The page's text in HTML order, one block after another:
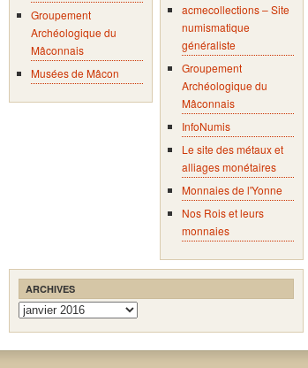
Groupement
Archéologique du
Mâconnais
Musées de Mâcon
acmecollections – Site
numismatique
généraliste
Groupement
Archéologique du
Mâconnais
InfoNumis
Le site des métaux et
alliages monétaires
Monnaies de l'Yonne
Nos Rois et leurs
monnaies
ARCHIVES
Archives